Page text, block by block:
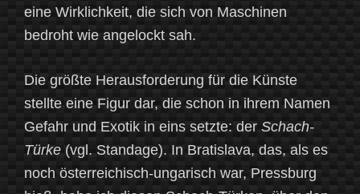
eine Wirklichkeit, die sich von Maschinen
bedroht wie angelockt sah.
Die größte Herausforderung für die Künste
stellte eine Figur dar, die schon in ihrem Namen
Gefahr und Exotik in eins setzte: der Schach-
Türke (vgl. Standage). In Bratislava, das, als es
noch österreichisch-ungarisch war, Pressburg